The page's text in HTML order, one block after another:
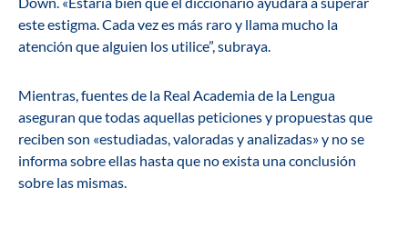
este estigma. Cada vez es más raro y llama mucho la
atención que alguien los utilice”, subraya.
Mientras, fuentes de la Real Academia de la Lengua
aseguran que todas aquellas peticiones y propuestas que
reciben son «estudiadas, valoradas y analizadas» y no se
informa sobre ellas hasta que no exista una conclusión
sobre las mismas.